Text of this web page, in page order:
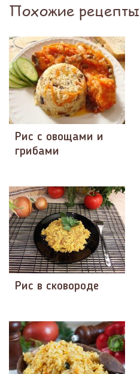
Похожие рецепты
Рис с овощами и
грибами
Рис в сковороде